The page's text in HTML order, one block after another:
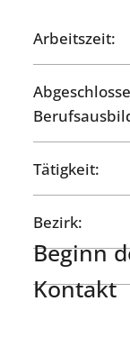
Arbeitszeit:
Tätigkeit:
Bezirk:
Beginn
Kontakt